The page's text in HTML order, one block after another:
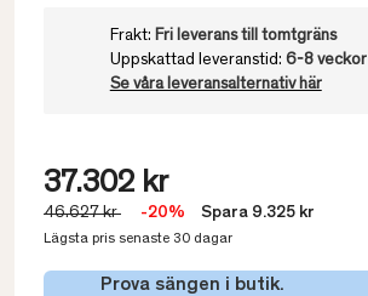
Frakt: Fri leverans till tomtgräns
Uppskattad leveranstid: 6-8 veckor
Se våra leveransalternativ här
37.302 kr
46.627 kr -20% Spara 9.325 kr
Lägsta pris senaste 30 dagar
Prova sängen i butik.